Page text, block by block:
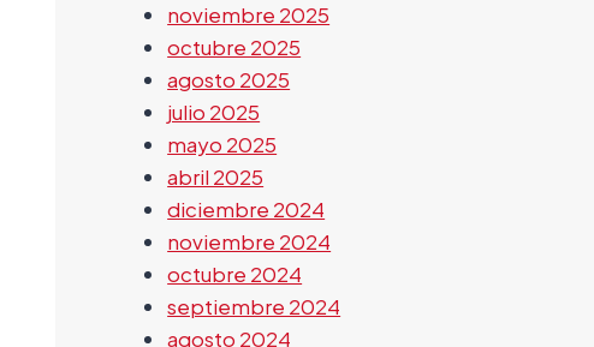
noviembre 2025
octubre 2025
agosto 2025
julio 2025
mayo 2025
abril 2025
diciembre 2024
noviembre 2024
octubre 2024
septiembre 2024
agosto 2024